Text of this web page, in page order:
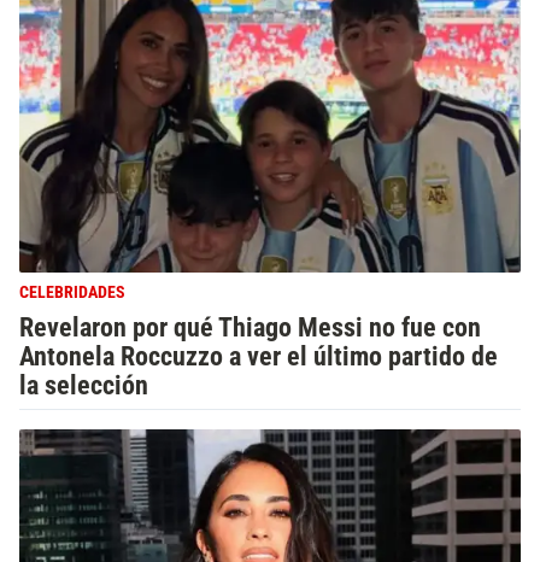
CELEBRIDADES
Revelaron por qué Thiago Messi no fue con
Antonela Roccuzzo a ver el último partido de
la selección